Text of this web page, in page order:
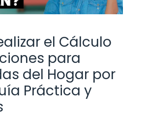
el Cálculo
para
del Hogar por
Práctica y